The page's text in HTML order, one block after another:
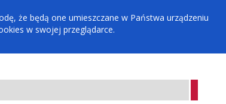
że będą one umieszczane w Państwa urządzeniu
w swojej przeglądarce.